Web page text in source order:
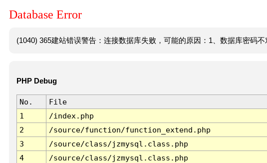
Database Error
(1040) 365建站错误警告：连接数据库失败，可能的原因：1、数据库密码不
PHP Debug
No. File
1
/index.php
2
/source/function/function_extend.php
3
/source/class/jzmysql.class.php
4
/source/class/jzmysql.class.php